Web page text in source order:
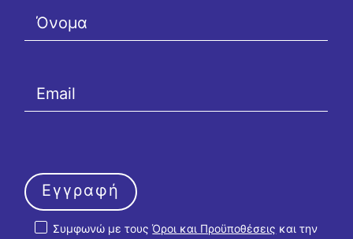
Συμφωνώ με τουςΌροι και Προϋποθέσεις και την
Εγγραφή